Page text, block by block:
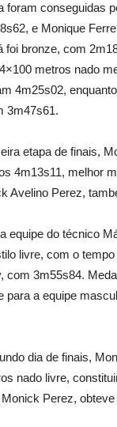
foram conseguidas
e Monique
foi bronze, com
metros nado
4m25s02,
3m47s61.
etapa de finais,
4m13s11, melhor
Avelino Perez,
equipe do técnico
livre, com o
com 3m55s84.
para a equipe
dia de finais,
nado livre,
Perez,